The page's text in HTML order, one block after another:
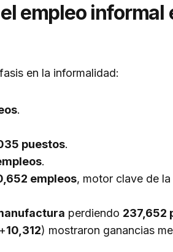
empleo informal
en la informalidad:
.
puestos.
.
empleos, motor clave de la
perdiendo 237,652
10,312) mostraron ganancias